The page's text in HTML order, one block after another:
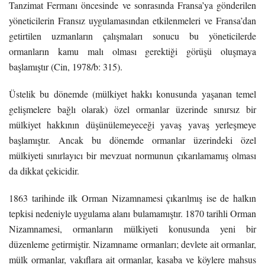
Tanzimat Fermanı öncesinde ve sonrasında Fransa’ya gönderilen
yöneticilerin Fransız uygulamasından etkilenmeleri ve Fransa’dan
getirtilen uzmanların çalışmaları sonucu bu yöneticilerde
ormanların kamu malı olması gerektiği görüşü oluşmaya
başlamıştır (Cin, 1978/b: 315).
Üstelik bu dönemde (mülkiyet hakkı konusunda yaşanan temel
gelişmelere bağlı olarak) özel ormanlar üzerinde sınırsız bir
mülkiyet hakkının düşünülemeyeceği yavaş yavaş yerleşmeye
başlamıştır. Ancak bu dönemde ormanlar üzerindeki özel
mülkiyeti sınırlayıcı bir mevzuat normunun çıkarılamamış olması
da dikkat çekicidir.
1863 tarihinde ilk Orman Nizamnamesi çıkarılmış ise de halkın
tepkisi nedeniyle uygulama alanı bulamamıştır. 1870 tarihli Orman
Nizamnamesi, ormanların mülkiyeti konusunda yeni bir
düzenleme getirmiştir. Nizamname ormanları; devlete ait ormanlar,
mülk ormanlar, vakıflara ait ormanlar, kasaba ve köylere mahsus